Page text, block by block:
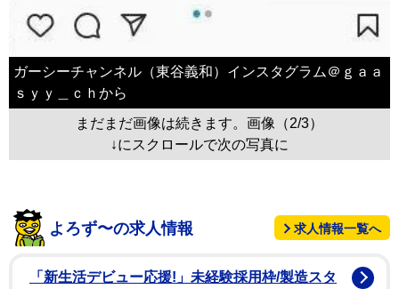
ガーシーチャンネル（東谷義和）インスタグラム＠ｇａａ
ｓｙｙ＿ｃｈから
まだまだ画像は続きます。画像（2/3）
↓にスクロールで次の写真に
よろず〜の求人情報 求人情報一覧へ
「新生活デビュー応援!」未経験採用枠/製造スタ